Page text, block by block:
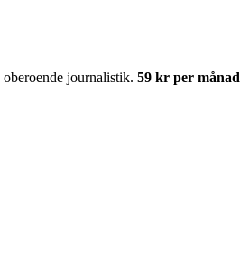
journalistik. 59 kr per månad